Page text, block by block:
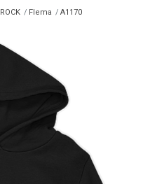
ROCK Flema
A1170